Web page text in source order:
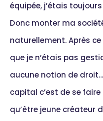
équipée, j’étais
Donc monter ma
naturellement. Après
que je n’étais pas
aucune notion de
capital c’est de se
qu’être jeune créateur